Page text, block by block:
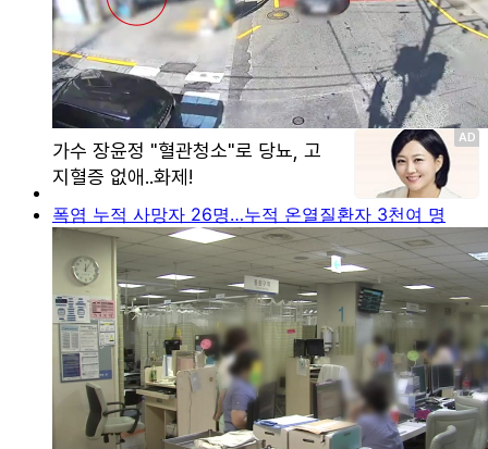
폭염 누적 사망자 26명…누적 온열질환자 3천여 명